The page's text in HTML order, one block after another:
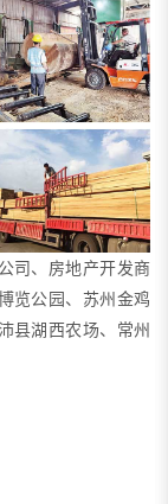
司、房地产开发商
览公园、苏州金鸡
县湖西农场、常州